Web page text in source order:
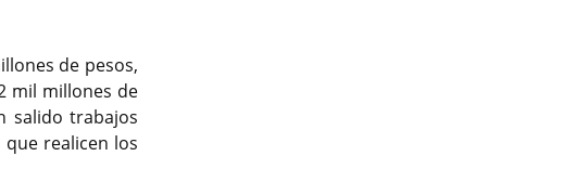
de pesos,
mil millones de
salido trabajos
realicen los